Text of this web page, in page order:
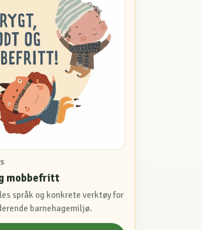
mobbefritt
språk og konkrete verktøy for
barnehagemiljø.